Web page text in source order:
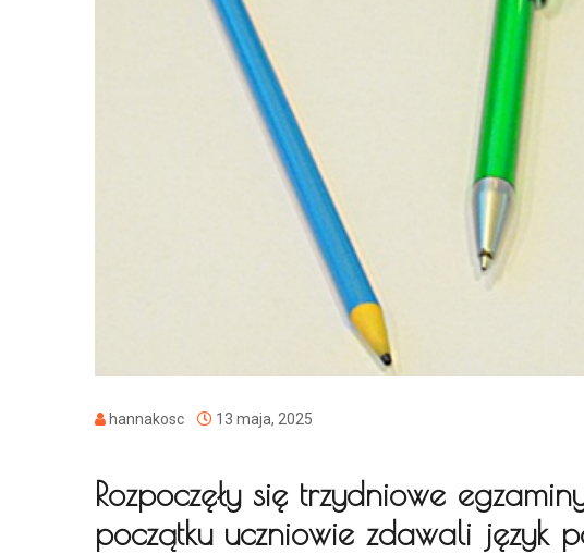
hannakosc 13 maja, 2025
Rozpoczęły się trzydniowe
początku uczniowie zdawali język